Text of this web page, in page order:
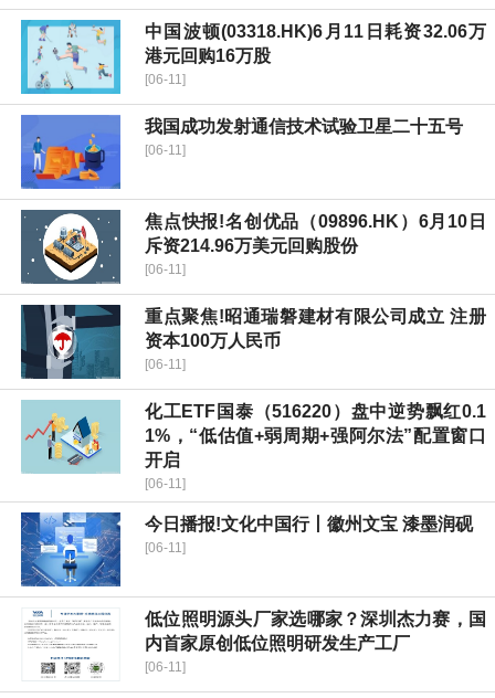
中国波顿(03318.HK)6月11日耗资32.06万
港元回购16万股
[06-11]
我国成功发射通信技术试验卫星二十五号
[06-11]
焦点快报!名创优品（09896.HK）6月10日
斥资214.96万美元回购股份
[06-11]
重点聚焦!昭通瑞磐建材有限公司成立 注册
资本100万人民币
[06-11]
化工ETF国泰（516220）盘中逆势飘红0.1
1%，“低估值+弱周期+强阿尔法”配置窗口
开启
[06-11]
今日播报!文化中国行丨徽州文宝 漆墨润砚
[06-11]
低位照明源头厂家选哪家？深圳杰力赛，国
内首家原创低位照明研发生产工厂
[06-11]